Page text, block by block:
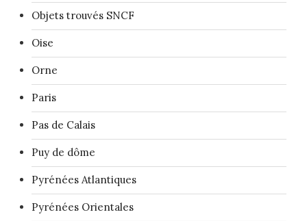
Objets trouvés SNCF
Oise
Orne
Paris
Pas de Calais
Puy de dôme
Pyrénées Atlantiques
Pyrénées Orientales